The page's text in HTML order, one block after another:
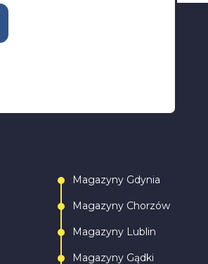
Magazyny Gdynia
Magazyny Chorzów
Magazyny Lublin
Magazyny Gądki